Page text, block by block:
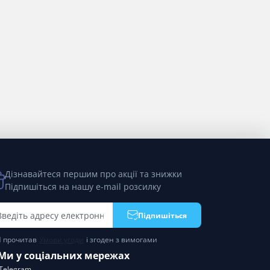
у соціальних мережах
Дізнавайтеся першим про акції та знижки
Підпишіться на нашу e-mail розсилку
Підпишіться
прочитав і згоден з вимогами